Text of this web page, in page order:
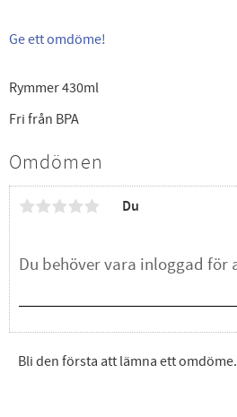
Ge ett omdöme!
Rymmer 430ml
Fri från BPA
Omdömen
Du
Bli den första att lämna ett omdöme.